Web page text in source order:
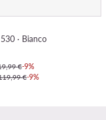
· Bianco
€-9%
€-9%